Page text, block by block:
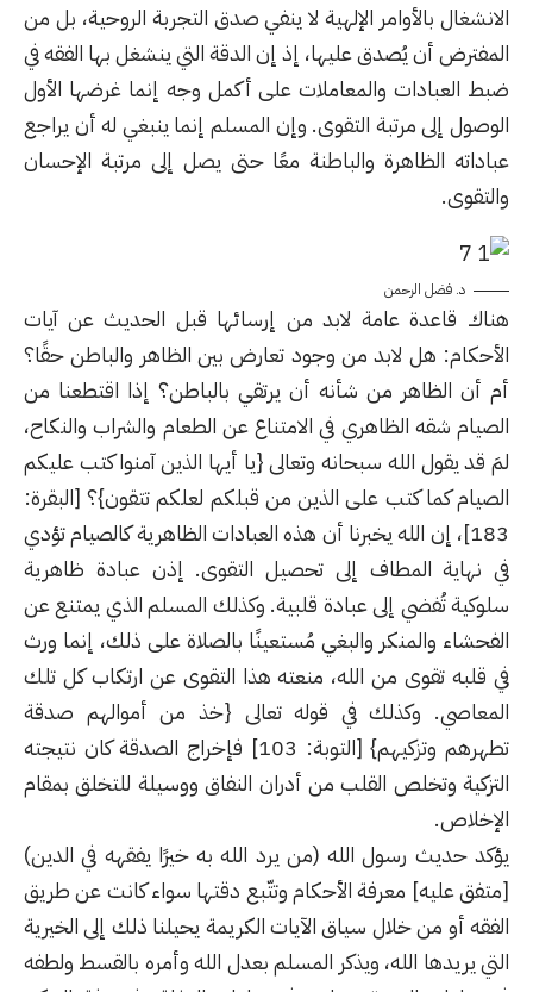
الانشغال بالأوامر الإلهية لا ينفي صدق التجربة الروحية، بل من
المفترض أن يُصدق عليها، إذ إن الدقة التي ينشغل بها الفقه في
ضبط العبادات والمعاملات على أكمل وجه إنما غرضها الأول
الوصول إلى مرتبة التقوى. وإن المسلم إنما ينبغي له أن يراجع
عباداته الظاهرة والباطنة معًا حتى يصل إلى مرتبة الإحسان
والتقوى.
د. فضل الرحمن
هناك قاعدة عامة لابد من إرسائها قبل الحديث عن آيات
الأحكام: هل لابد من وجود تعارض بين الظاهر والباطن حقًا؟
أم أن الظاهر من شأنه أن يرتقي بالباطن؟ إذا اقتطعنا من
الصيام شقه الظاهري في الامتناع عن الطعام والشراب والنكاح،
لمَ قد يقول الله سبحانه وتعالى {يا أيها الذين آمنوا كتب عليكم
الصيام كما كتب على الذين من قبلكم لعلكم تتقون}؟ [البقرة:
183]، إن الله يخبرنا أن هذه العبادات الظاهرية كالصيام تؤدي
في نهاية المطاف إلى تحصيل التقوى. إذن عبادة ظاهرية
سلوكية تُفضي إلى عبادة قلبية. وكذلك المسلم الذي يمتنع عن
الفحشاء والمنكر والبغي مُستعينًا بالصلاة على ذلك، إنما ورث
في قلبه تقوى من الله، منعته هذا التقوى عن ارتكاب كل تلك
المعاصي. وكذلك في قوله تعالى {خذ من أموالهم صدقة
تطهرهم وتزكيهم} [التوبة: 103] فإخراج الصدقة كان نتيجته
التزكية وتخلص القلب من أدران النفاق ووسيلة للتخلق بمقام
الإخلاص.
يؤكد حديث رسول الله (من يرد الله به خيرًا يفقهه في الدين)
[متفق عليه] معرفة الأحكام وتتّبع دقتها سواء كانت عن طريق
الفقه أو من خلال سياق الآيات الكريمة يحيلنا ذلك إلى الخيرية
التي يريدها الله، ويذكر المسلم بعدل الله وأمره بالقسط ولطفه